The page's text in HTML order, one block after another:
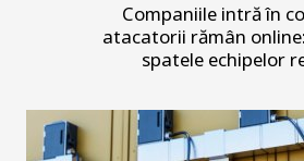
Companiile intră în
atacatorii rămân
spatele echipelor